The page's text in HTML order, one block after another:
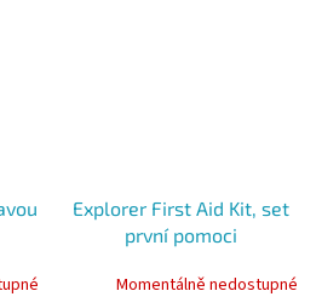
Explorer First Aid Kit, set
první pomoci
Momentálně nedostupné